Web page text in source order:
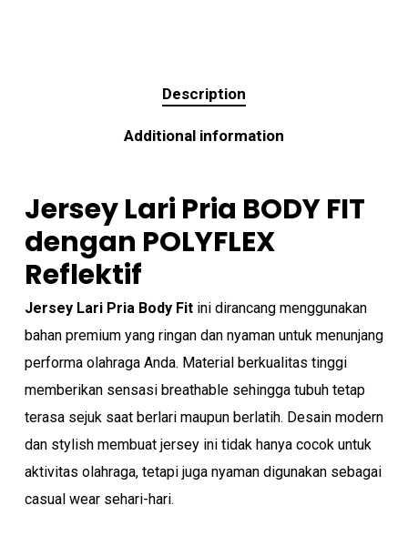
Description
Additional information
Jersey Lari Pria BODY FIT
dengan POLYFLEX
Reflektif
Jersey Lari Pria Body Fitini dirancang menggunakan
bahan premium yang ringan dan nyaman untuk menunjang
performa olahraga Anda. Material berkualitas tinggi
memberikan sensasi breathable sehingga tubuh tetap
terasa sejuk saat berlari maupun berlatih. Desain modern
dan stylish membuat jersey ini tidak hanya cocok untuk
aktivitas olahraga, tetapi juga nyaman digunakan sebagai
casual wear sehari-hari.